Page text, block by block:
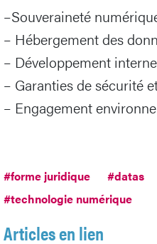
–Souveraineté
– Hébergement des
– Développement
– Garanties de sécurité
– Engagement
#forme juridique #datas
#technologie numérique
Articles en lien